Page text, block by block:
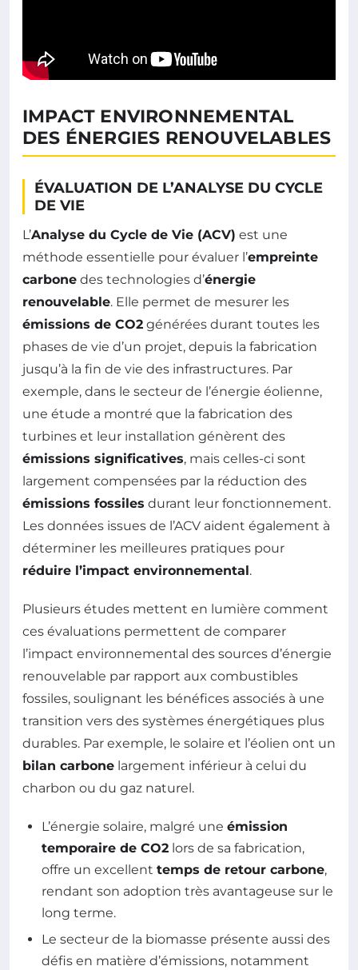
IMPACT ENVIRONNEMENTAL
DES ÉNERGIES RENOUVELABLES
ÉVALUATION DE L’ANALYSE DU CYCLE
DE VIE
L’Analyse du Cycle de Vie (ACV) est une
méthode essentielle pour évaluer l’empreinte
carbone des technologies d’énergie
renouvelable. Elle permet de mesurer les
émissions de CO2 générées durant toutes les
phases de vie d’un projet, depuis la fabrication
jusqu’à la fin de vie des infrastructures. Par
exemple, dans le secteur de l’énergie éolienne,
une étude a montré que la fabrication des
turbines et leur installation génèrent des
émissions significatives, mais celles-ci sont
largement compensées par la réduction des
émissions fossiles durant leur fonctionnement.
Les données issues de l’ACV aident également à
déterminer les meilleures pratiques pour
réduire l’impact environnemental.
Plusieurs études mettent en lumière comment
ces évaluations permettent de comparer
l’impact environnemental des sources d’énergie
renouvelable par rapport aux combustibles
fossiles, soulignant les bénéfices associés à une
transition vers des systèmes énergétiques plus
durables. Par exemple, le solaire et l’éolien ont un
bilan carbone largement inférieur à celui du
charbon ou du gaz naturel.
L’énergie solaire, malgré une émission
temporaire de CO2 lors de sa fabrication,
offre un excellent temps de retour carbone,
rendant son adoption très avantageuse sur le
long terme.
Le secteur de la biomasse présente aussi des
défis en matière d’émissions, notamment